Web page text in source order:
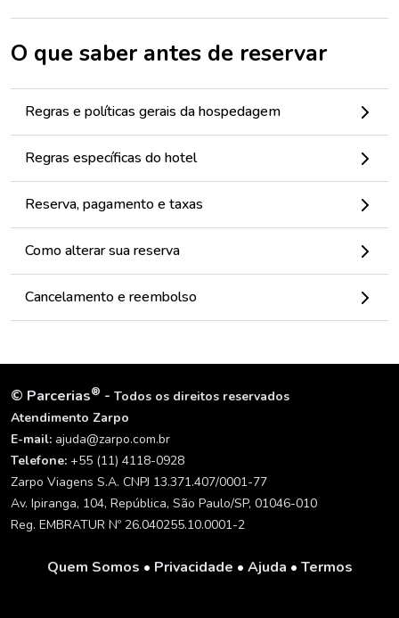
O que saber antes de reservar
Regras e políticas gerais da hospedagem
Regras específicas do hotel
Reserva, pagamento e taxas
Como alterar sua reserva
Cancelamento e reembolso
© Parcerias® - Todos os direitos reservados
Atendimento Zarpo
E-mail: ajuda@zarpo.com.br
Telefone: +55 (11) 4118-0928
Zarpo Viagens S.A. CNPJ 13.371.407/0001-77
Av. Ipiranga, 104, República, São Paulo/SP, 01046-010
Reg. EMBRATUR Nº 26.040255.10.0001-2
Quem Somos • Privacidade • Ajuda • Termos